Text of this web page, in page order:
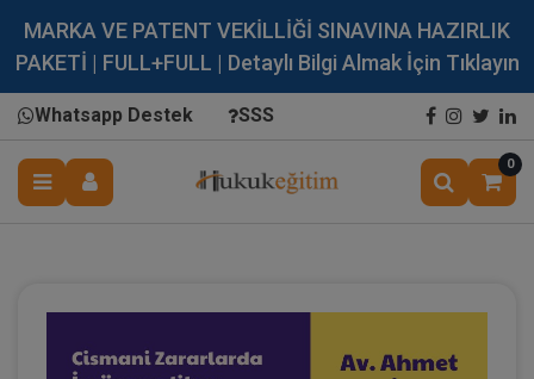
MARKA VE PATENT VEKİLLİĞİ SINAVINA HAZIRLIK
PAKETİ | FULL+FULL | Detaylı Bilgi Almak İçin Tıklayın
Whatsapp Destek SSS
0